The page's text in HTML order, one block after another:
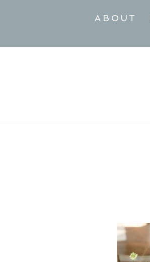
ABOUT